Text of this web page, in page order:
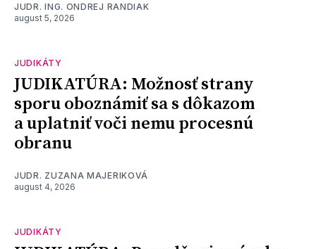
JUDR. ING. ONDREJ RANDIAK
august 5, 2026
JUDIKÁTY
JUDIKATÚRA: Možnosť strany
sporu oboznámiť sa s dôkazom
a uplatniť voči nemu procesnú
obranu
JUDR. ZUZANA MAJERIKOVÁ
august 4, 2026
JUDIKÁTY